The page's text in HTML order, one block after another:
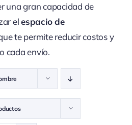
una gran capacidad de
elespacio de
te permite reducir costos y
cada envío.